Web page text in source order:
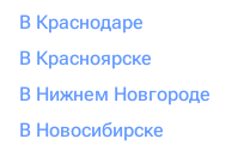
В Краснодаре
В Красноярске
В Нижнем Новгороде
В Новосибирске